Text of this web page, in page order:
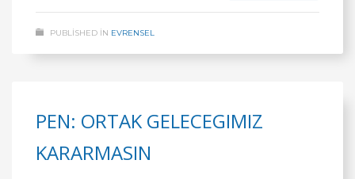
PUBLISHED IN EVRENSEL
PEN: ORTAK GELECEGIMIZ
KARARMASIN